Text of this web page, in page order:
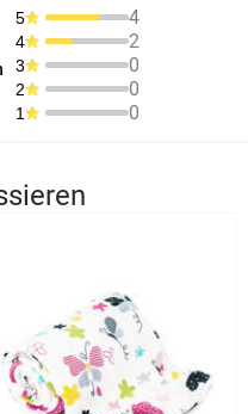
5 4
4 2
3 0
2 0
1 0